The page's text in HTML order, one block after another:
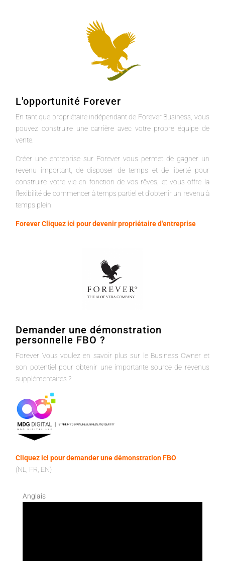
L'opportunité Forever
En tant que propriétaire indépendant de Forever Business, vous
pouvez construire une carrière avec votre propre équipe de
vente.
Créer une entreprise sur Forever vous permet de gagner un
revenu important, de disposer de temps et de liberté pour
construire votre vie en fonction de vos rêves, et vous offre la
flexibilité de commencer à temps partiel et d'obtenir un revenu à
temps plein.
Forever Cliquez ici pour devenir propriétaire d'entreprise
Demander une démonstration
personnelle FBO ?
Forever Vous voulez en savoir plus sur le Business Owner et
son potentiel pour obtenir une importante source de revenus
supplémentaires ?
Cliquez ici pour demander une démonstration FBO
(NL, FR, EN)
Anglais